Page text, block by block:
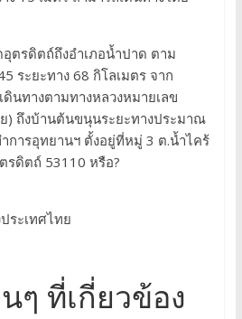
ตรดิตถ์ถึงอำเภอน้ำปาด ตาม
ระยะทาง 68 กิโลเมตร จาก
นทางตามทางหลวงหมายเลข
) ถึงบ้านต้นขนุนระยะทางประมาณ
การอุทยานฯ ตั้งอยู่ที่หมู่ 3 ต.น้ำไคร้
รดิตถ์ 53110 หรือ?
ระเทศไทย
ๆ ที่เกี่ยวข้อง